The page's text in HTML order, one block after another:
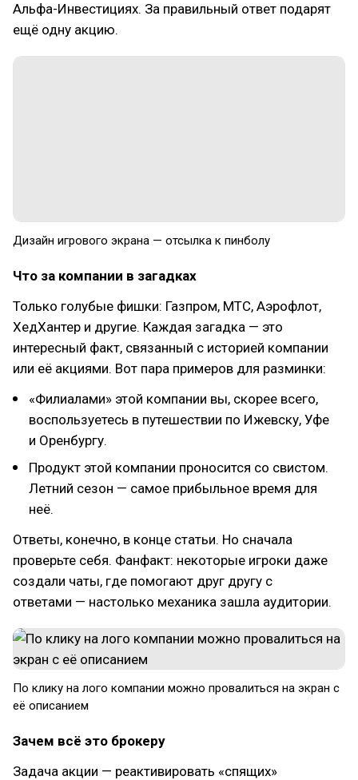
Альфа-Инвестициях. За правильный ответ подарят
ещё одну акцию.
Дизайн игрового экрана — отсылка к пинболу
Что за компании в загадках
Только голубые фишки: Газпром, МТС, Аэрофлот,
ХедХантер и другие. Каждая загадка — это
интересный факт, связанный с историей компании
или её акциями. Вот пара примеров для разминки:
«Филиалами» этой компании вы, скорее всего,
воспользуетесь в путешествии по Ижевску, Уфе
и Оренбургу.
Продукт этой компании проносится со свистом.
Летний сезон — самое прибыльное время для
неё.
Ответы, конечно, в конце статьи. Но сначала
проверьте себя. Фанфакт: некоторые игроки даже
создали чаты, где помогают друг другу с
ответами — настолько механика зашла аудитории.
По клику на лого компании можно провалиться на экран с
её описанием
Зачем всё это брокеру
Задача акции — реактивировать «спящих»